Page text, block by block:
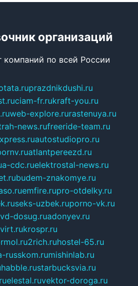
организаций
компаний по всей России
prazdnikdushi.ru
ciam-fr.rukraft-you.ru
web-explore.rurastenuya.ru
news.rufreeride-team.ru
autostudiopro.ru
atlantpereezd.ru
a-cdc.ruelektrostal-news.ru
budem-znakomye.ru
emfire.rupro-otdelky.ru
seks-uzbek.ruporno-vk.ru
vd-dosug.ruadonyev.ru
krospr.ru
2rich.ruhostel-65.ru
russkom.rumishinlab.ru
habble.rustarbucksvia.ru
elestal.ruvektor-doroga.ru